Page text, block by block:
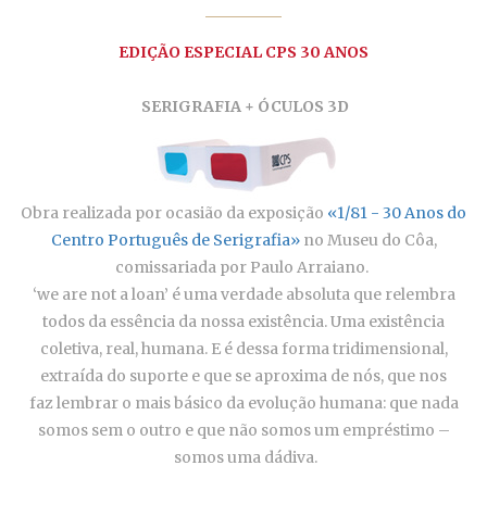
EDIÇÃO ESPECIAL CPS 30 ANOS
SERIGRAFIA + ÓCULOS 3D
Obra realizada por ocasião da exposição «1/81 - 30 Anos do
Centro Português de Serigrafia»no Museu do Côa,
comissariada por Paulo Arraiano.
‘we are not a loan’ é uma verdade absoluta que relembra
todos da essência da nossa existência. Uma existência
coletiva, real, humana. E é dessa forma tridimensional,
extraída do suporte e que se aproxima de nós, que nos
faz lembrar o mais básico da evolução humana: que nada
somos sem o outro e que não somos um empréstimo –
somos uma dádiva.